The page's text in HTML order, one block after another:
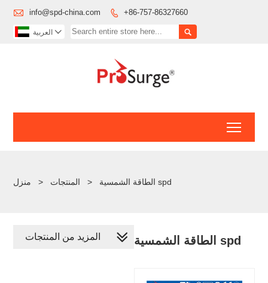
 info@spd-china.com  +86-757-86327660
 العربية 
منزل > المنتجات > الطاقة الشمسية spd
الطاقة الشمسية spd المزيد من المنتجات